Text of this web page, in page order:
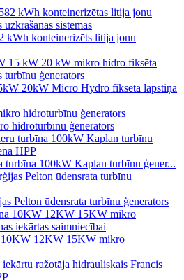
kWh konteinerizēts litija jonu
20kW Micro Hydro fiksēta lāpstiņa
hidroturbīnu ģenerators
turbīna 100kW Kaplan turbīnu ģener...
Pelton ūdensrata turbīnu ģenerators
10KW 12KW 15KW mikro